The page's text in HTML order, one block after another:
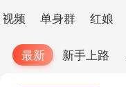
频 单身群 红娘
最新 新手上路